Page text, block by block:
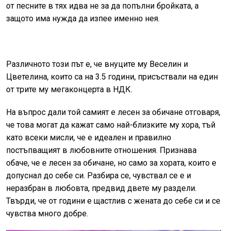
от песните в тях идва не за да попълни бройката, а
защото има нужда да изпее именно нея.
Различното този път е, че внуците му Веселин и
Цветелина, които са на 3.5 години, присъствали на един
от трите му мегаконцерта в НДК.
На въпрос дали той самият е лесен за обичане отговаря,
че това могат да кажат само най-близките му хора, тъй
като всеки мисли, че е идеален и правилно
постъпващият в любовните отношения. Признава
обаче, че е лесен за обичане, но само за хората, които е
допуснал до себе си. Разбира се, чувствал се е и
неразбран в любовта, предвид двете му раздели.
Твърди, че от години е щастлив с жената до себе си и се
чувства много добре.